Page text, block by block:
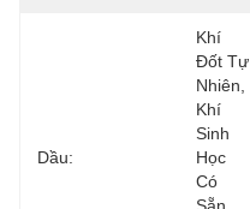
Dầu:
Khí
Đốt Tự
Nhiên,
Khí
Sinh
Học
Có